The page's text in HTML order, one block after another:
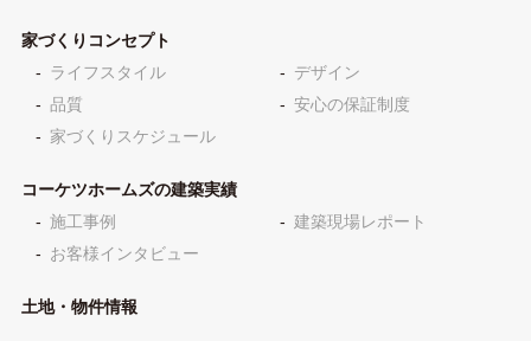
家づくりコンセプト
ライフスタイル
デザイン
品質
安心の保証制度
家づくりスケジュール
コーケツホームズの建築実績
施工事例
建築現場レポート
お客様インタビュー
土地・物件情報